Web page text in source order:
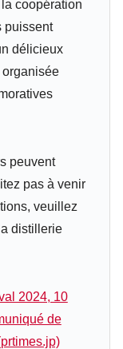
coopération
puissent
délicieux
peuvent
pas à venir
veuillez
distillerie
2024, 10
de